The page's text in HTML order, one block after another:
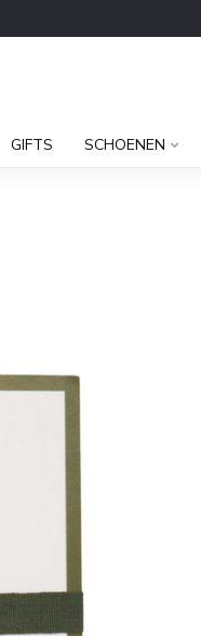
GIFTS SCHOENEN